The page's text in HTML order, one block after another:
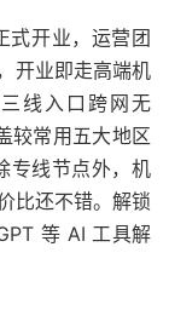
式开业，运营团
开业即走高端机
线入口跨网无
较常用五大地区
专线节点外，机
比还不错。解锁
等 AI 工具解